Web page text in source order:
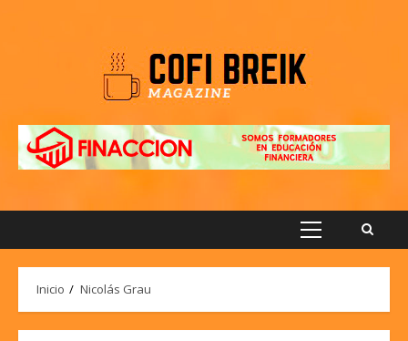
Menú
Inicio Nicolás Grau